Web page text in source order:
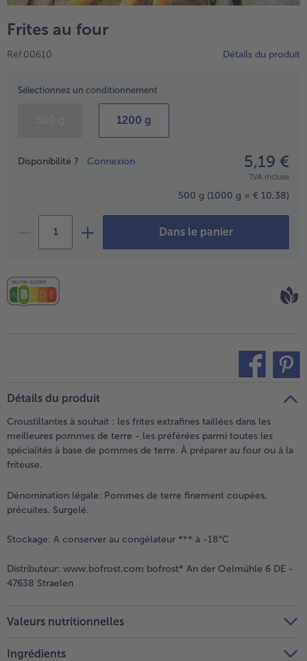
TousUstensiles de cuisine
Tousbofrost*free
Tousbofrost*plus.
Alternatives végétale
TousAlternatives végétale
Friteuse à air chaud
TousFriteuse à air chaud
Frites au four
Réf.00610 Détails du produit
Sélectionnez un conditionnement
1200 g
Prix
Disponibilité ? Connexion 5,19 €
TVA incluse
500 g (1000 g = € 10,38)
Dans le panier
Détails du produit
Croustillantes à souhait : les frites extrafines taillées dans les
meilleures pommes de terre - les préférées parmi toutes les
spécialités à base de pommes de terre. À préparer au four ou à la
friteuse.
Dénomination légale: Pommes de terre finement coupées,
précuites. Surgelé.
Stockage: A conserver au congélateur *** à -18°C
Distributeur: www.bofrost.com bofrost* An der Oelmühle 6 DE -
47638 Straelen
Valeurs nutritionnelles
Ingrédients